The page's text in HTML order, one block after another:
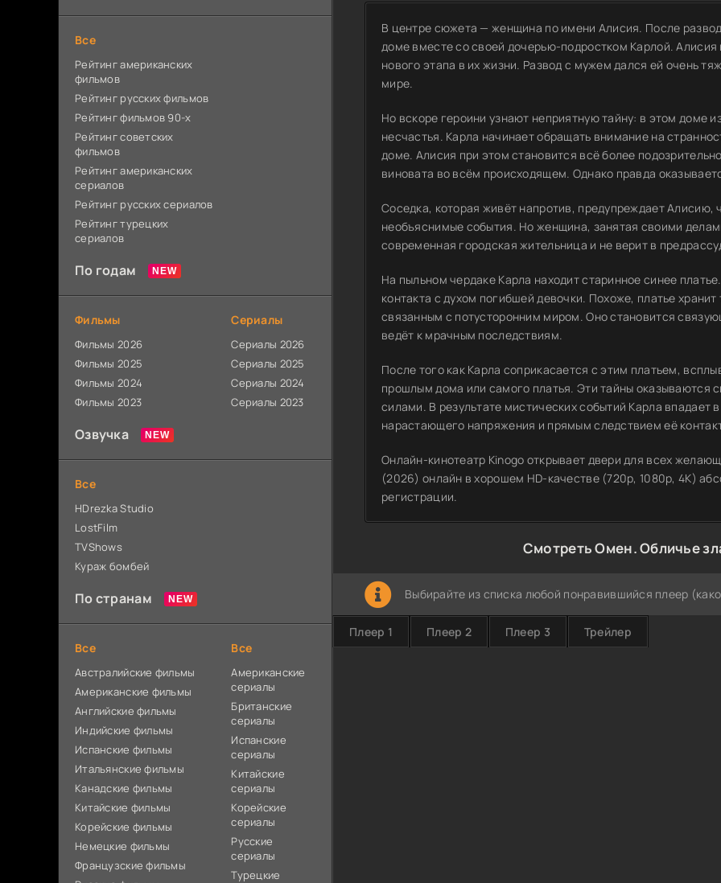
В центре сюжета — женщина по имени Алисия. После
доме вместе со своей дочерью-подростком Карлой. Алисия
нового этапа в их жизни. Развод с мужем дался ей очень
мире.
Но вскоре героини узнают неприятную тайну: в этом доме
несчастья. Карла начинает обращать внимание на
доме. Алисия при этом становится всё более
виновата во всём происходящем. Однако правда
Соседка, которая живёт напротив, предупреждает Алисию,
необъяснимые события. Но женщина, занятая своими
современная городская жительница и не верит в
На пыльном чердаке Карла находит старинное синее
контакта с духом погибшей девочки. Похоже, платье
связанным с потусторонним миром. Оно становится
ведёт к мрачным последствиям.
После того как Карла соприкасается с этим платьем,
прошлым дома или самого платья. Эти тайны оказываются
силами. В результате мистических событий Карла впадает
нарастающего напряжения и прямым следствием её
Онлайн-кинотеатр Kinogo открывает двери для всех
(2026) онлайн в хорошем HD-качестве (720p, 1080p, 4K)
регистрации.
Смотреть Омен. Обличье
Выбирайте из списка любой понравившийся плеер
Плеер 1 Плеер 2 Плеер 3 Трейлер
Все
Рейтинг американских
фильмов
Рейтинг русских фильмов
Рейтинг фильмов 90-х
Рейтинг советских
фильмов
Рейтинг американских
сериалов
Рейтинг русских сериалов
Рейтинг турецких
сериалов
По годам
Фильмы
Фильмы 2026
Фильмы 2025
Фильмы 2024
Фильмы 2023
Сериалы
Сериалы 2026
Сериалы 2025
Сериалы 2024
Сериалы 2023
Озвучка
Все
HDrezka Studio
LostFilm
TVShows
Кураж бомбей
По странам
Все
Австралийские фильмы
Американские фильмы
Английские фильмы
Индийские фильмы
Испанские фильмы
Итальянские фильмы
Канадские фильмы
Китайские фильмы
Корейские фильмы
Немецкие фильмы
Французские фильмы
Все
Американские
сериалы
Британские
сериалы
Испанские
сериалы
Китайские
сериалы
Корейские
сериалы
Русские
сериалы
Турецкие